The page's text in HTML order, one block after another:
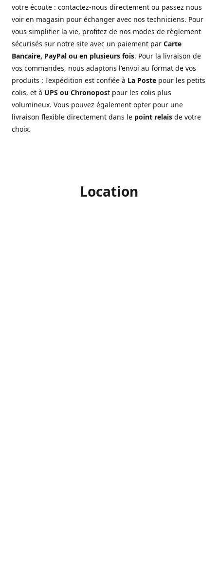
votre écoute : contactez-nous directement ou passez nous
voir en magasin pour échanger avec nos techniciens. Pour
vous simplifier la vie, profitez de nos modes de règlement
sécurisés sur notre site avec un paiement par Carte
Bancaire, PayPal ou en plusieurs fois. Pour la livraison de
vos commandes, nous adaptons l'envoi au format de vos
produits : l'expédition est confiée à La Poste pour les petits
colis, et à UPS ou Chronopost pour les colis plus
volumineux. Vous pouvez également opter pour une
livraison flexible directement dans le point relais de votre
choix.
Location